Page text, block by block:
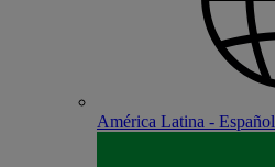
América Latina - Español